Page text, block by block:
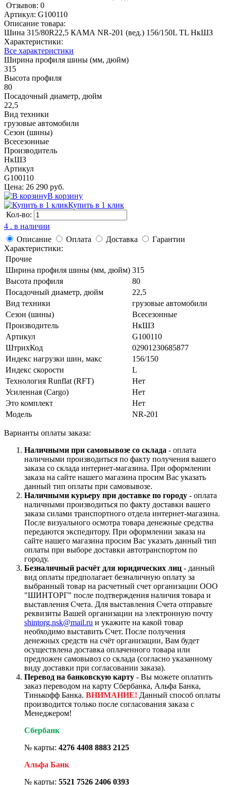
Отзывов: 0
Артикул: G100110
Описание товара:
Шина 315/80R22,5 КАМА NR-201 (вед.) 156/150L TL НкШЗ
Характеристики:
Все характеристики
Ширина профиля шины (мм, дюйм)
315
Высота профиля
80
Посадочный диаметр, дюйм
22,5
Вид техники
грузовые автомобили
Сезон (шины)
Всесезонные
Производитель
НкШЗ
Артикул
G100110
Цена: 26 290 руб.
В корзину
Купить в 1 клик
Кол-во:
4 . в наличии
Описание
Оплата Доставка
Гарантии
Характеристики:
Прочие
Ширина профиля шины (мм, дюйм) 315
Высота профиля
80
Посадочный диаметр, дюйм
22,5
Вид техники
грузовые автомобили
Сезон (шины)
Всесезонные
Производитель
НкШЗ
Артикул
G100110
ШтрихКод
02901230685877
Индекс нагрузки шин, макс
156/150
Индекс скорости
L
Технология Runflat (RFT)
Нет
Усиленная (Cargo)
Нет
Это комплект
Нет
Модель
NR-201
Варианты оплаты заказа:
Наличными при самовывозе со склада - оплата
наличными производиться по факту получения вашего
заказа со склада интернет-магазина. При оформлении
заказа на сайте нашего магазина просим Вас указать
данный тип оплаты при самовывозе.
Наличными курьеру при доставке по городу - оплата
наличными производиться по факту доставки вашего
заказа силами транспортного отдела интернет-магазина.
После визуального осмотра товара денежные средства
передаются экспедитору. При оформлении заказа на
сайте нашего магазина просим Вас указать данный тип
оплаты при выборе доставки автотранспортом по
городу.
Безналичный расчёт для юридических лиц - данный
вид оплаты предполагает безналичную оплату за
выбранный товар на расчетный счет организации ООО
"ШИНТОРГ" после подтверждения наличия товара и
выставления Счета. Для выставления Счета отправьте
реквизиты Вашей организации на электронную почту
shintorg.nsk@mail.ru и укажите на какой товар
необходимо выставить Счет. После получения
денежных средств на счёт организации, Вам будет
осуществлена доставка оплаченного товара или
предложен самовывоз со склада (согласно указанному
виду доставки при согласовании заказа).
Перевод на банковскую карту - Вы можете оплатить
заказ переводом на карту Сбербанка, Альфа Банка,
Тинькофф Банка. ВНИМАНИЕ! Данный способ оплаты
производится только после согласования заказа с
Менеджером!
Сбербанк
№ карты: 4276 4408 8883 2125
Альфа Банк
№ карты: 5521 7526 2406 0393